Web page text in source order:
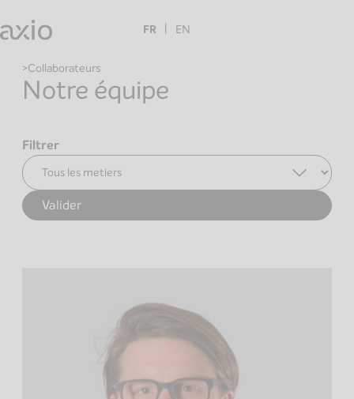
to
content
FR EN
Collaborateurs
Notre équipe
Filtrer